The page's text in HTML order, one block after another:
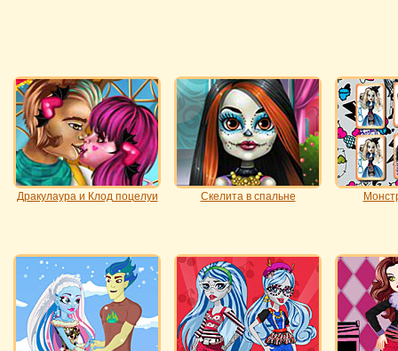
Дракулаура и Клод поцелуи Скелита в спальне